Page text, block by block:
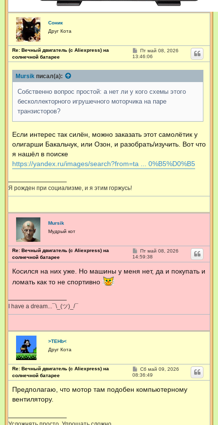
Соник
Друг Кота
Re: Вечный двигатель (с Aliexpress) на
солнечной батарее
С
о
о
и
Пт май 08, 2026
13:46:06
Mursik писал(а):
Собственно вопрос простой: а нет ли у кого схемы этого
бесколлекторного игрушечного моторчика на паре
транзисторов?
Если интерес так силён, можно заказать этот самолётик у
олигарши Бакальчук, или Озон, и разобрать/изучить. Вот что
я нашёл в поиске
https://yandex.ru/images/search?from=ta ... 0%B5%D0%B5
Я рожден при социализме, и я этим горжусь!
Mursik
Мудрый кот
Re: Вечный двигатель (с Aliexpress) на
солнечной батарее
С
о
о
щ
Пт май 08, 2026
14:59:38
Косился на них уже. Но машины у меня нет, да и покупать и
ломать как то не спортивно
I have a dream...¯\_(ツ)_/¯
>TEHb<
Друг Кота
Re: Вечный двигатель (с Aliexpress) на
солнечной батарее
С
о
о
щ
Сб май 09, 2026
08:36:49
Предполагаю, что мотор там подобен компьютерному
вентилятору.